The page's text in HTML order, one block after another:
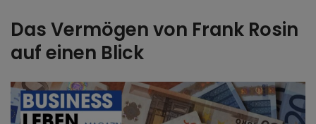
Das Vermögen von Frank Rosin
auf einen Blick